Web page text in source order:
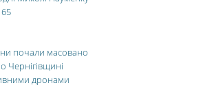
почали масовано
Чернігівщині
дронами